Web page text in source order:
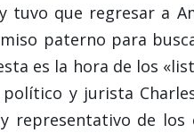
tuvo que regresar a
paterno para
es la hora de los
y jurista
representativo de los